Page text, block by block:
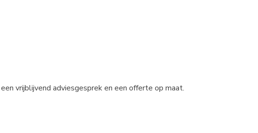
vrijblijvend adviesgesprek en een offerte op maat.